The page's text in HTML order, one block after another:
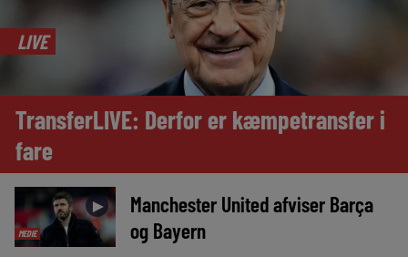
LIVE
TransferLIVE: Derfor er kæmpetransfer i
fare
MEDIE
►
Manchester United afviser Barça
og Bayern